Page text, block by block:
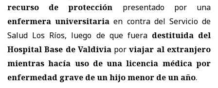
recurso de protección presentado por una
enfermera universitaria en contra del Servicio de
Salud Los Ríos, luego de que fuera destituida del
Hospital Base de Valdiviaporviajar al extranjero
mientras hacía uso de una licencia médica por
enfermedad grave de un hijo menor de un año.